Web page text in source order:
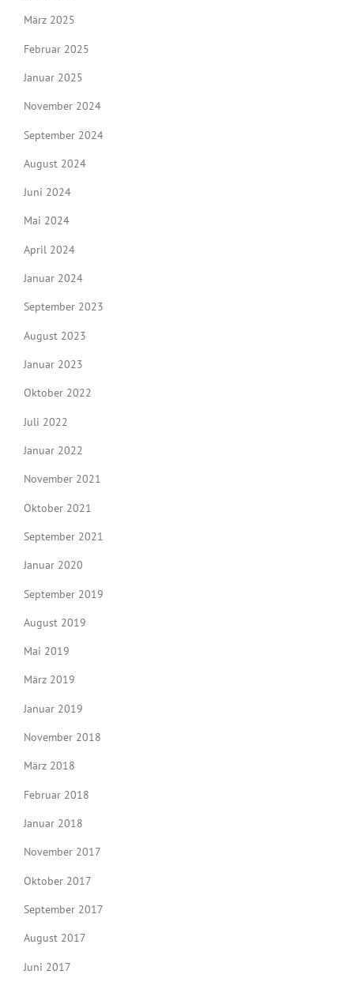
März 2025
Februar 2025
Januar 2025
November 2024
September 2024
August 2024
Juni 2024
Mai 2024
April 2024
Januar 2024
September 2023
August 2023
Januar 2023
Oktober 2022
Juli 2022
Januar 2022
November 2021
Oktober 2021
September 2021
Januar 2020
September 2019
August 2019
Mai 2019
März 2019
Januar 2019
November 2018
März 2018
Februar 2018
Januar 2018
November 2017
Oktober 2017
September 2017
August 2017
Juni 2017